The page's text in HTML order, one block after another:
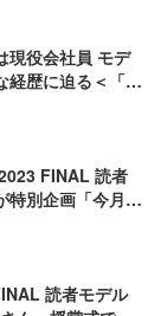
現役会社員 モデ
歴に迫る＜「ミ
Vol.1＞
FINAL 読者
特別企画「今月の
読者モデル